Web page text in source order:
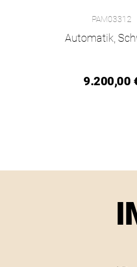
Panerai Luminor
PAM03312
Automatik,
9.200,00